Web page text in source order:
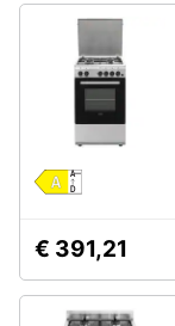
Microonde
tutti
€ 391,21